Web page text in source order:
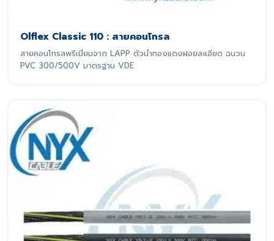
Olflex Classic 110 : สายคอนโทรล
สายคอนโทรลพรีเมี่ยมจาก LAPP ตัวนำทองแดงฝอยละเอียด ฉนวน
PVC 300/500V มาตรฐาน VDE